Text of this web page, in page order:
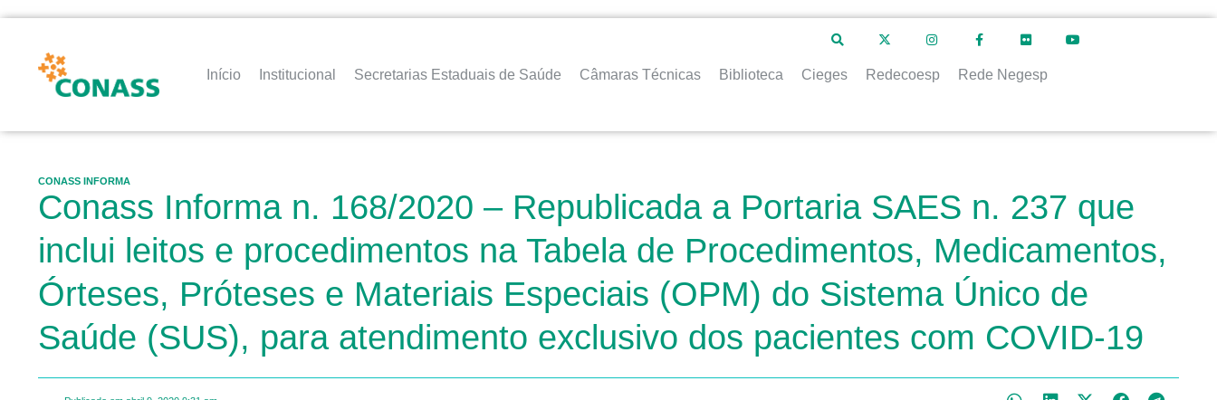
Início Institucional Secretarias Estaduais de Saúde Câmaras Técnicas Biblioteca Cieges Redecoesp Rede Negesp
CONASS INFORMA
Conass Informa n. 168/2020 – Republicada a Portaria SAES n. 237 que
inclui leitos e procedimentos na Tabela de Procedimentos, Medicamentos,
Órteses, Próteses e Materiais Especiais (OPM) do Sistema Único de
Saúde (SUS), para atendimento exclusivo dos pacientes com COVID-19